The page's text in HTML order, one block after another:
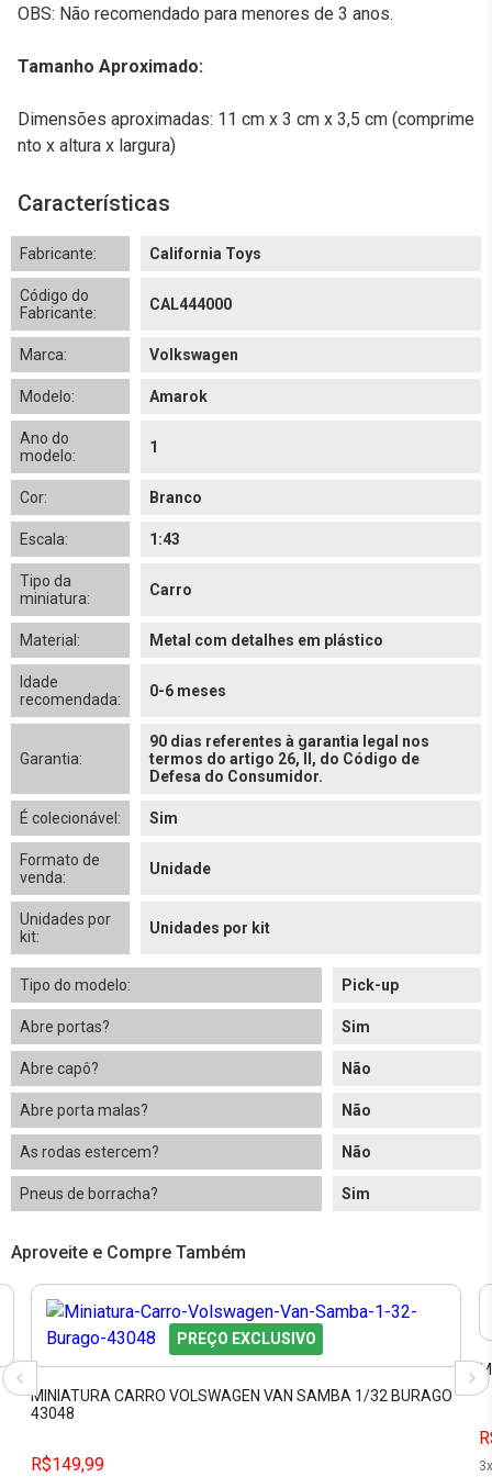
OBS: Não recomendado para menores de 3 anos.
Tamanho Aproximado:
Dimensões aproximadas: 11 cm x 3 cm x 3,5 cm (comprime
nto x altura x largura)
Características
Fabricante: California Toys
Código do
Fabricante:
CAL444000
Marca: Volkswagen
Modelo: Amarok
Ano do
modelo:
1
Cor: Branco
Escala: 1:43
Tipo da
miniatura:
Carro
Material: Metal com detalhes em plástico
Idade
recomendada:
0-6 meses
Garantia:
90 dias referentes à garantia legal nos
termos do artigo 26, II, do Código de
Defesa do Consumidor.
É colecionável: Sim
Formato de
venda:
Unidade
Unidades por
kit:
Unidades por kit
Tipo do modelo: Pick-up
Abre portas? Sim
Abre capô? Não
Abre porta malas? Não
As rodas estercem? Não
Pneus de borracha? Sim
Aproveite e Compre Também
PREÇO EXCLUSIVO
MINIATURA CARRO VOLSWAGEN VAN SAMBA 1/32 BURAGO
43048
R$149,99 3